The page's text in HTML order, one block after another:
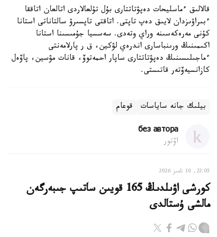
قالالىق ءماسليحات دەپۋتاتتارى بۇل تۇلعالاردى اتالعان اتاققا
ءبىراۋىزدان لايىق دەپ تاپتى. اتاقتى تاپسىرۋ سالتاناتى استانا
كۇنى مەرەكەسىنە وراي وتەدى. سەسسيا جۇمىسىنا استانا
اكىمىنىڭ ورىنباسارى اندرەي لۋكين، ق ر پارلامەنتى
ءماجىلىسىنىڭ دەپۋتاتتارى ساپار احمەتوۆ، قانات مۋسين، پاۆەل
كازانسيەۆتەر قاتىستى.
بيلىك جانە ساياسات قوعام
без автора
اۆتور
22:05, 10 تامىز 2026
كورشى اۋىلدىڭ 165 قويىن ساتىپ جىبەرگەن
مالشى ۇستالدى